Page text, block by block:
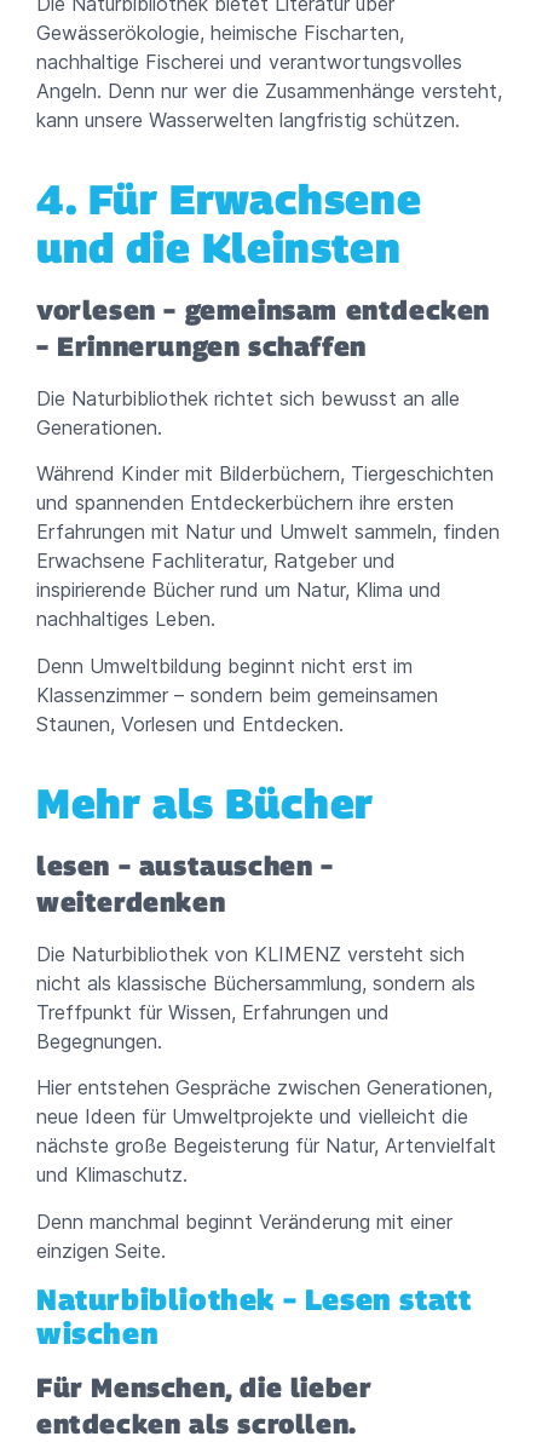
Gewässerökologie, heimische Fischarten,
nachhaltige Fischerei und verantwortungsvolles
Angeln. Denn nur wer die Zusammenhänge versteht,
kann unsere Wasserwelten langfristig schützen.
4. Für Erwachsene
und die Kleinsten
vorlesen – gemeinsam entdecken
– Erinnerungen schaffen
Die Naturbibliothek richtet sich bewusst an alle
Generationen.
Während Kinder mit Bilderbüchern, Tiergeschichten
und spannenden Entdeckerbüchern ihre ersten
Erfahrungen mit Natur und Umwelt sammeln, finden
Erwachsene Fachliteratur, Ratgeber und
inspirierende Bücher rund um Natur, Klima und
nachhaltiges Leben.
Denn Umweltbildung beginnt nicht erst im
Klassenzimmer – sondern beim gemeinsamen
Staunen, Vorlesen und Entdecken.
Mehr als Bücher
lesen – austauschen –
weiterdenken
Die Naturbibliothek von KLIMENZ versteht sich
nicht als klassische Büchersammlung, sondern als
Treffpunkt für Wissen, Erfahrungen und
Begegnungen.
Hier entstehen Gespräche zwischen Generationen,
neue Ideen für Umweltprojekte und vielleicht die
nächste große Begeisterung für Natur, Artenvielfalt
und Klimaschutz.
Denn manchmal beginnt Veränderung mit einer
einzigen Seite.
Naturbibliothek – Lesen statt
wischen
Für Menschen, die lieber
entdecken als scrollen.